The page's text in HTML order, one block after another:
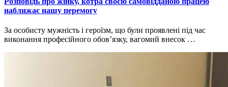
наближає нашу перемогу
За особисту мужність і героїзм, що були проявлені під час
виконання професійного обов’язку, вагомий внесок …